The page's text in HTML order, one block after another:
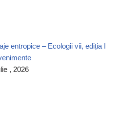
entropice – Ecologii vii, ediția I
, 2026